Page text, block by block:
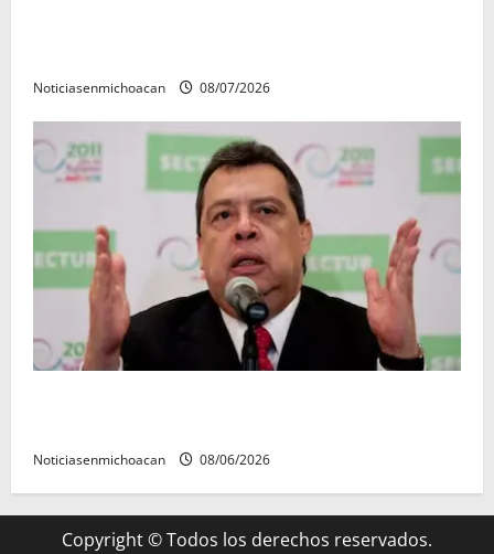
Noticiasenmichoacan 08/07/2026
Noticiasenmichoacan 08/06/2026
Copyright © Todos los derechos reservados.